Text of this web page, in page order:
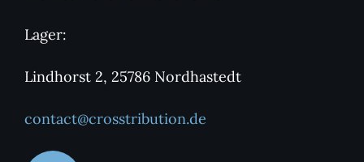
Lager:
Lindhorst 2, 25786 Nordhastedt
contact@crosstribution.de